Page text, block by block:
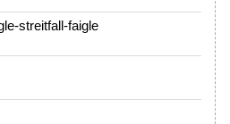
streitfall-faigle